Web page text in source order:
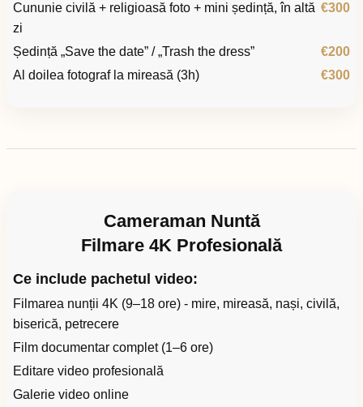
Cununie civilă + religioasă foto + mini ședință, în altă
zi
€300
Ședință „Save the date” / „Trash the dress”
€200
Al doilea fotograf la mireasă (3h)
€300
Cameraman Nuntă
Filmare 4K Profesională
Ce include pachetul video:
Filmarea nunții 4K (9–18 ore) - mire, mireasă, nași, civilă,
biserică, petrecere
Film documentar complet (1–6 ore)
Editare video profesională
Galerie video online